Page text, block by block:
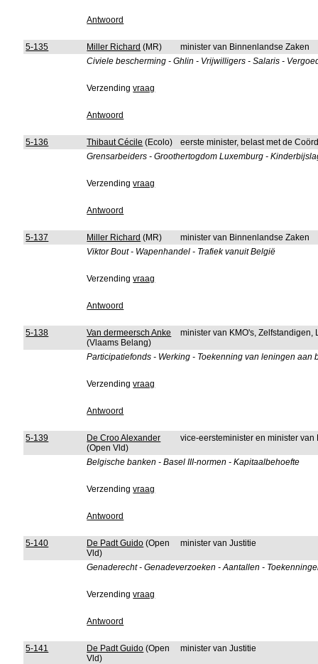
Antwoord
5-135 Miller Richard (MR)
minister van Binnenlandse Zaken
Civiele bescherming - Ghlin - Vrijwilligers - Salaris -
Verzendingvraag
Antwoord
5-136 Thibaut Cécile (Ecolo)
eerste minister, belast met de
Grensarbeiders - Groothertogdom Luxemburg -
Verzendingvraag
Antwoord
5-137 Miller Richard (MR)
minister van Binnenlandse Zaken
Viktor Bout - Wapenhandel - Trafiek vanuit België
Verzendingvraag
Antwoord
5-138
Van dermeersch Anke
(Vlaams Belang)
minister van KMO's,
Participatiefonds - Werking - Toekenning van leningen
Verzendingvraag
Antwoord
5-139
De Croo Alexander
(Open Vld)
vice-eersteminister en minister
Belgische banken - Basel III-normen - Kapitaalbehoefte
Verzendingvraag
Antwoord
5-140 De Padt Guido (Open
Vld)
minister van Justitie
Genaderecht - Genadeverzoeken - Aantallen -
Verzendingvraag
Antwoord
5-141 De Padt Guido (Open
Vld)
minister van Justitie